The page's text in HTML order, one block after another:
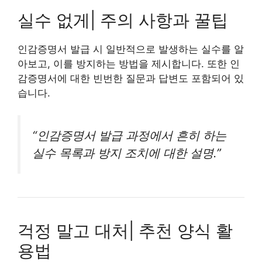
실수 없게| 주의 사항과 꿀팁
인감증명서 발급 시 일반적으로 발생하는 실수를 알
아보고, 이를 방지하는 방법을 제시합니다. 또한 인
감증명서에 대한 빈번한 질문과 답변도 포함되어 있
습니다.
“인감증명서 발급 과정에서 흔히 하는
실수 목록과 방지 조치에 대한 설명.”
걱정 말고 대처| 추천 양식 활
용법